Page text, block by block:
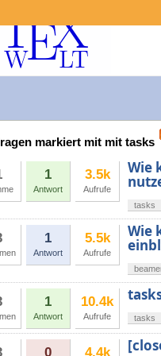
markiert mit mit tasks
1
Antwort
3.5k
Aufrufe
Wie
tasks
1
Antwort
5.5k
Aufrufe
Wie
1
Antwort
10.4k
Aufrufe tasks
0 4.4k